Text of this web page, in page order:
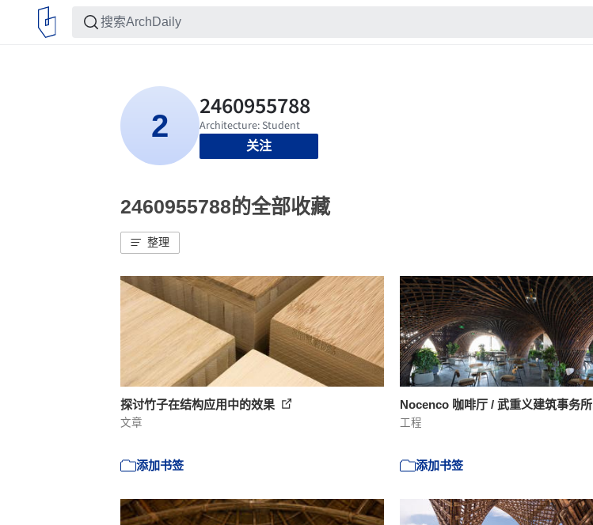
关注
2460955788的全部收藏
整理
探讨竹子在结构应用中的效果
文章
添加书签
Nocenco 咖啡厅 / 武重义建筑事务所
工程
添加书签